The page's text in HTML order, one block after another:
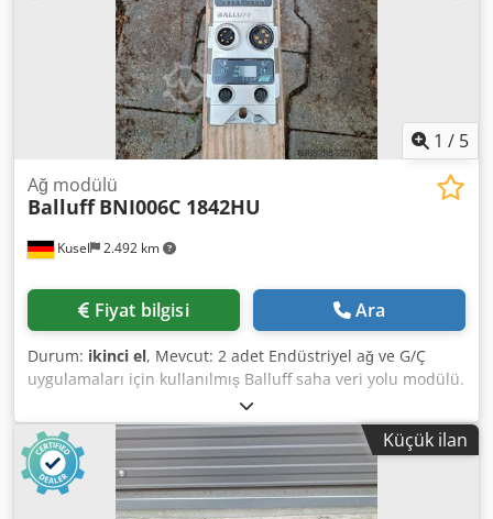
1 / 5
Kusel 2.492 km
Ağ modülü
Balluff BNI006C 1842HU
Fiyat bilgisi Ara
Durum: ikinci el, Mevcut: 2 adet Endüstriyel ağ ve G/Ç
uygulamaları için kullanılmış Balluff saha veri yolu modülü.
Üretici: Balluff Ürün tipi: Ağ modülü Model: BNI006C
1842HU Kullanım alanı: Endüstriyel otomasyon İletişim:
Endüstriyel Ethernet / Saha veri yolu Bağlantı tipi: M12
Crsdpezr Ucbjfx Akvef Montaj tipi: Saha montajı Koruma
sınıfı: IP67 Uygun olduğu alanlar: Sensör ve aktüatör
Küçük ilan